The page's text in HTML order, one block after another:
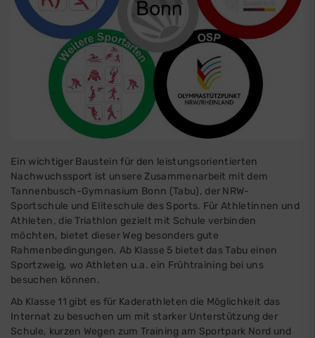
Ein wichtiger Baustein für den leistungsorientierten
Nachwuchssport ist unsere Zusammenarbeit mit dem
Tannenbusch-Gymnasium Bonn (Tabu), der NRW-
Sportschule und Eliteschule des Sports. Für Athletinnen und
Athleten, die Triathlon gezielt mit Schule verbinden
möchten, bietet dieser Weg besonders gute
Rahmenbedingungen. Ab Klasse 5 bietet das Tabu einen
Sportzweig, wo Athleten u.a. ein Frühtraining bei uns
besuchen können.
Ab Klasse 11 gibt es für Kaderathleten die Möglichkeit das
Internat zu besuchen um mit starker Unterstützung der
Schule, kurzen Wegen zum Training am Sportpark Nord und